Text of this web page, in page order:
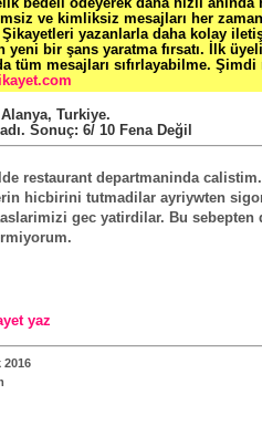
bedeli ödeyerek daha hızlı
ve kimliksiz mesajları her zaman
yazanlarla daha kolay
yeni bir şans yaratma fırsatı. İlk
tüm mesajları sıfırlayabilme. Şimdi
Alanya, Turkiye.
. Sonuç: 6/ 10 Fena Değil
restaurant departmaninda
hicbirini tutmadilar ayriywten
gec yatirdilar. Bu sebepten
yaz
2016